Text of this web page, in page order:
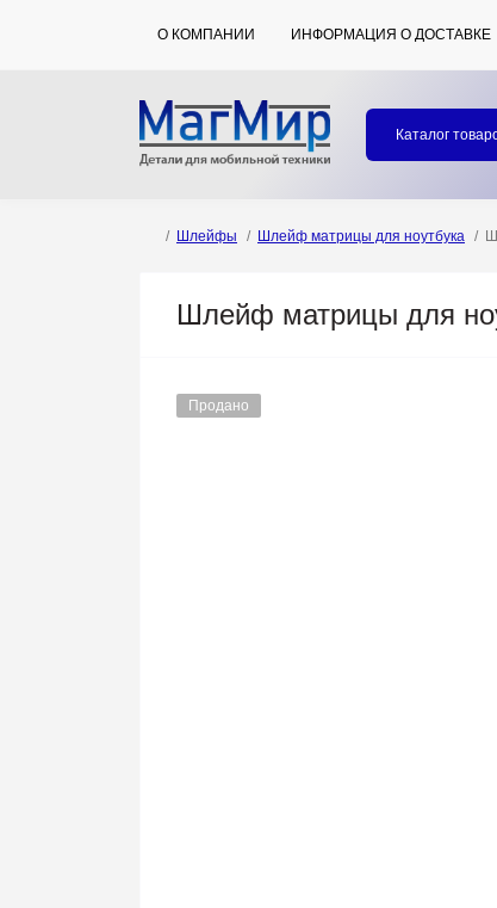
О КОМПАНИИ ИНФОРМАЦИЯ О ДОСТАВКЕ
Каталог
Шлейфы Шлейф матрицы для ноутбука
Шлейф матрицы для
Продано